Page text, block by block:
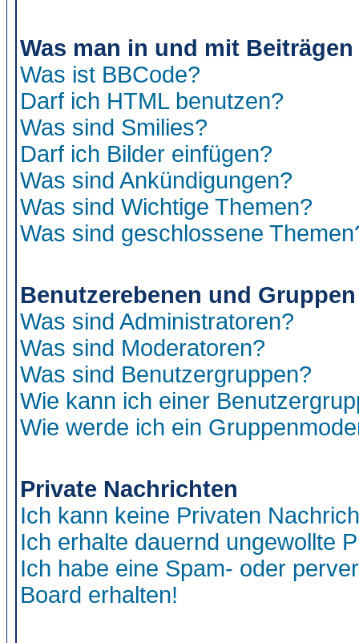
Was man in und mit
Was ist BBCode?
Darf ich HTML benutzen?
Was sind Smilies?
Darf ich Bilder einfügen?
Was sind Ankündigungen?
Was sind Wichtige Themen?
Was sind geschlossene
Benutzerebenen und Gruppen
Was sind Administratoren?
Was sind Moderatoren?
Was sind Benutzergruppen?
Wie kann ich einer
Wie werde ich ein
Private Nachrichten
Ich kann keine Privaten
Ich erhalte dauernd ungewollte
Ich habe eine Spam- oder
Board erhalten!